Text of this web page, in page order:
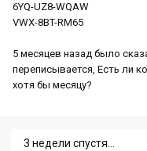
6YQ-UZ8-WQAW
VWX-8BT-RM65
5 месяцев назад было
переписывается, Есть ли
хотя бы месяцу?
3 недели спустя...